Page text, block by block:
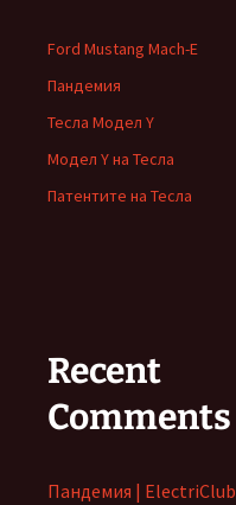
Ford Mustang Mach-E
Пандемия
Тесла Модел Y
Модел Y на Тесла
Патентите на Тесла
Recent
Comments
Пандемия | ElectriClub